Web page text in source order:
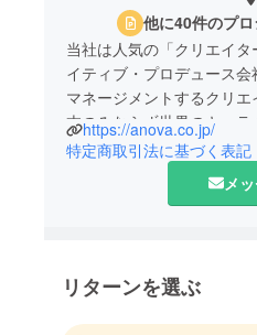
他に40件のプ
当社は人気の「クリエイ
イティブ・プロデュース会
マネージメントするクリ
本のみならず世界のキャ
す。
当社とご契約いただいて
ておりキャラクター数は
https://anova.co.jp/
特定商取引法に基づく表記
メ
リターンを選ぶ